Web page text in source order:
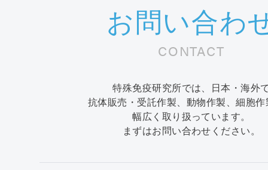
お問い合わ
CONTACT
特殊免疫研究所では、日本・海外
抗体販売・受託作製、動物作製、細胞作
幅広く取り扱っています。
まずはお問い合わせください。